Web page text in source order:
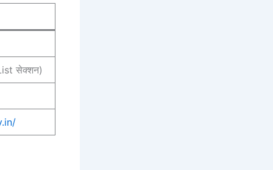
सेक्शन)